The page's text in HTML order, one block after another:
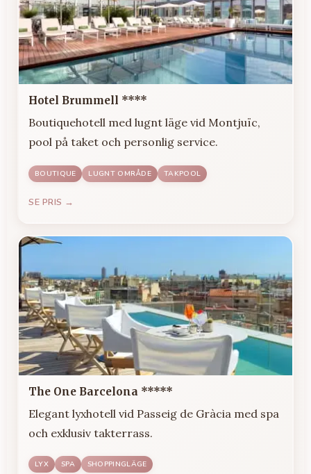
Hotel Brummell ****
Boutiquehotell med lugnt läge vid Montjuïc,
pool på taket och personlig service.
BOUTIQUE LUGNT OMRÅDE TAKPOOL
SE PRIS →
The One Barcelona *****
Elegant lyxhotell vid Passeig de Gràcia med spa
och exklusiv takterrass.
LYX SPA SHOPPINGLÄGE